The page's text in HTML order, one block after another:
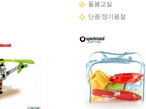
돌봄교실
단종/장기품절